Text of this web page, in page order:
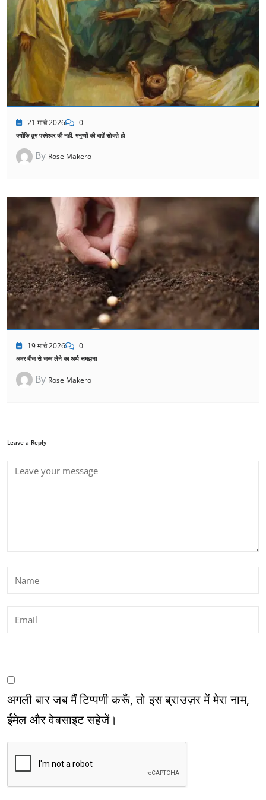
21 मार्च 2026 0
क्योंकि तुम परमेश्वर की नहीं, मनुष्यों की बातें सोचते हो
By Rose Makero
19 मार्च 2026 0
अमर बीज से जन्म लेने का अर्थ समझना
By Rose Makero
Leave a Reply
अगली बार जब मैं टिप्पणी करूँ, तो इस ब्राउज़र में मेरा नाम,
ईमेल और वेबसाइट सहेजें।